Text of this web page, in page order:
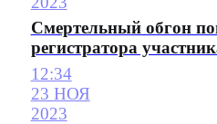
Смертельный обгон
регистратора
12:34
23 НОЯ
2023